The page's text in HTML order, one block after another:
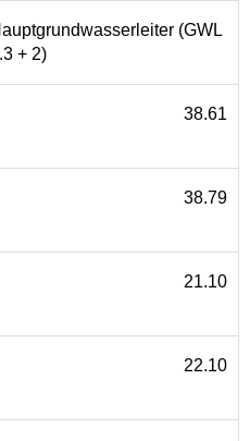
(GWL
+ 2)
38.61
38.79
21.10
22.10